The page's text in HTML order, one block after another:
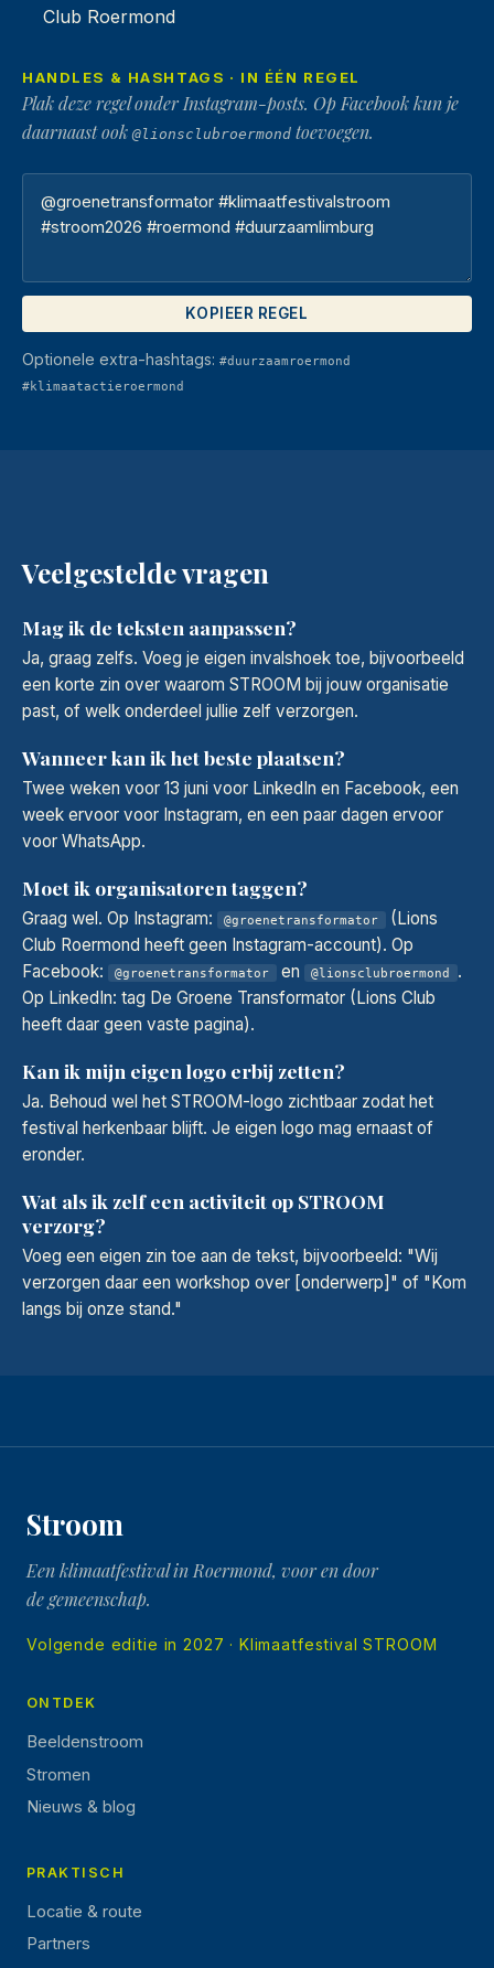
Club Roermond
HANDLES & HASHTAGS · IN ÉÉN REGEL
Plak deze regel onder Instagram-posts. Op Facebook kun je
daarnaast ook@lionsclubroermond toevoegen.
KOPIEER REGEL
Optionele extra-hashtags: #duurzaamroermond
#klimaatactieroermond
Veelgestelde vragen
Mag ik de teksten aanpassen?
Ja, graag zelfs. Voeg je eigen invalshoek toe, bijvoorbeeld
een korte zin over waarom STROOM bij jouw organisatie
past, of welk onderdeel jullie zelf verzorgen.
Wanneer kan ik het beste plaatsen?
Twee weken voor 13 juni voor LinkedIn en Facebook, een
week ervoor voor Instagram, en een paar dagen ervoor
voor WhatsApp.
Moet ik organisatoren taggen?
Graag wel. Op Instagram: @groenetransformator
(Lions
Club Roermond heeft geen Instagram-account). Op
Facebook:
@groenetransformator en @lionsclubroermond
.
Op LinkedIn: tag De Groene Transformator (Lions Club
heeft daar geen vaste pagina).
Kan ik mijn eigen logo erbij zetten?
Ja. Behoud wel het STROOM-logo zichtbaar zodat het
festival herkenbaar blijft. Je eigen logo mag ernaast of
eronder.
Wat als ik zelf een activiteit op STROOM
verzorg?
Voeg een eigen zin toe aan de tekst, bijvoorbeeld: "Wij
verzorgen daar een workshop over [onderwerp]" of "Kom
langs bij onze stand."
Stroom
Een klimaatfestival in Roermond, voor en door
de gemeenschap.
Volgende editie in 2027 · Klimaatfestival STROOM
ONTDEK
Beeldenstroom
Stromen
Nieuws & blog
PRAKTISCH
Locatie & route
Partners